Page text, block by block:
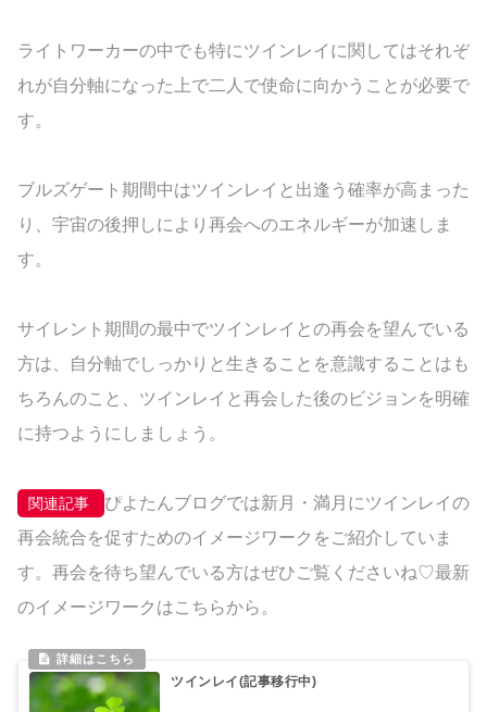
ライトワーカーの中でも特にツインレイに関してはそれぞ
れが自分軸になった上で二人で使命に向かうことが必要で
す。
ブルズゲート期間中はツインレイと出逢う確率が高まった
り、宇宙の後押しにより再会へのエネルギーが加速しま
す。
サイレント期間の最中でツインレイとの再会を望んでいる
方は、自分軸でしっかりと生きることを意識することはも
ちろんのこと、ツインレイと再会した後のビジョンを明確
に持つようにしましょう。
関連記事
ぴよたんブログでは新月・満月にツインレイの
再会統合を促すためのイメージワークをご紹介していま
す。再会を待ち望んでいる方はぜひご覧くださいね♡最新
のイメージワークはこちらから。
ツインレイ(記事移行中)